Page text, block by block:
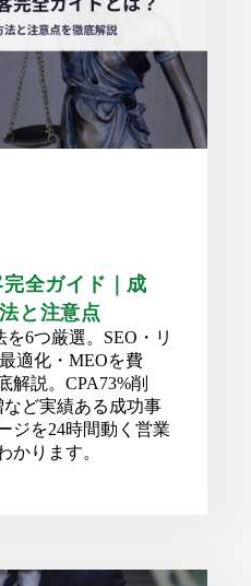
全ガイド｜成
と注意点
6つ厳選。SEO・リ
適化・MEOを費
解説。CPA73%削
ど実績ある成功事
ジを24時間動く営業
かります。